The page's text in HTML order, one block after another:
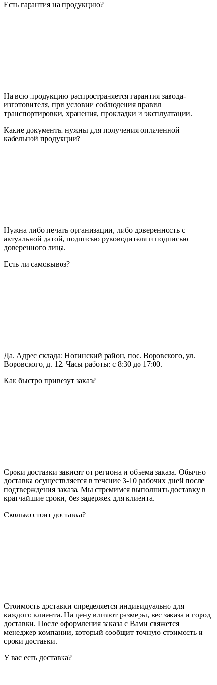
Есть гарантия на продукцию?
На всю продукцию распространяется гарантия завода-
изготовителя, при условии соблюдения правил
транспортировки, хранения, прокладки и эксплуатации.
Какие документы нужны для получения оплаченной
кабельной продукции?
Нужна либо печать организации, либо доверенность с
актуальной датой, подписью руководителя и подписью
доверенного лица.
Есть ли самовывоз?
Да. Адрес склада: Ногинский район, пос. Воровского, ул.
Воровского, д. 12. Часы работы: с 8:30 до 17:00.
Как быстро привезут заказ?
Сроки доставки зависят от региона и объема заказа. Обычно
доставка осуществляется в течение 3-10 рабочих дней после
подтверждения заказа. Мы стремимся выполнить доставку в
кратчайшие сроки, без задержек для клиента.
Сколько стоит доставка?
Стоимость доставки определяется индивидуально для
каждого клиента. На цену влияют размеры, вес заказа и город
доставки. После оформления заказа с Вами свяжется
менеджер компании, который сообщит точную стоимость и
сроки доставки.
У вас есть доставка?